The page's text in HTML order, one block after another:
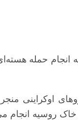
انجام حمله
اوکراینی
روسیه انجام